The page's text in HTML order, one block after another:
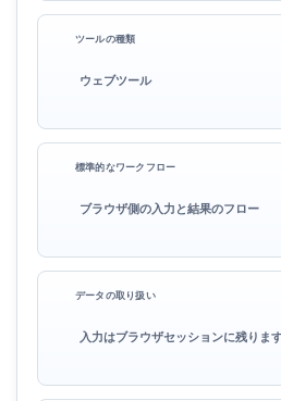
ツールの種類
ウェブツール
標準的なワークフロー
ブラウザ側の入力と結果のフロー
データの取り扱い
入力はブラウザセッションに残りま